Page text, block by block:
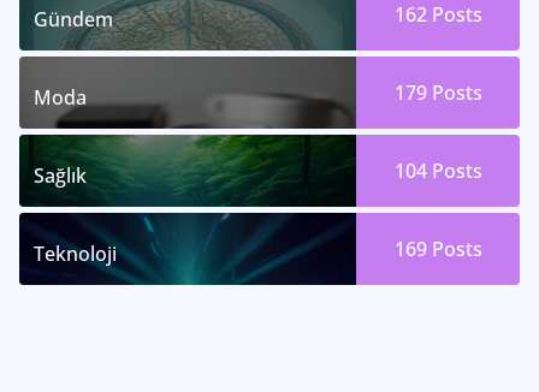
Gündem 162 Posts
Moda 179 Posts
Sağlık 104 Posts
Teknoloji 169 Posts